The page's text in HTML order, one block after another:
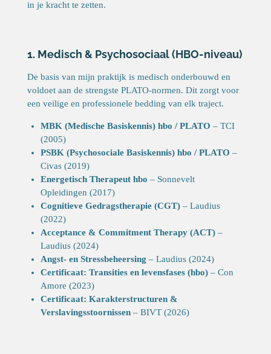
in je kracht te zetten.
1. Medisch & Psychosociaal (HBO-niveau)
De basis van mijn praktijk is medisch onderbouwd en
voldoet aan de strengste PLATO-normen. Dit zorgt voor
een veilige en professionele bedding van elk traject.
MBK (Medische Basiskennis) hbo / PLATO – TCI
(2005)
PSBK (Psychosociale Basiskennis) hbo / PLATO –
Civas (2019)
Energetisch Therapeut hbo – Sonnevelt
Opleidingen (2017)
Cognitieve Gedragstherapie (CGT) – Laudius
(2022)
Acceptance & Commitment Therapy (ACT) –
Laudius (2024)
Angst- en Stressbeheersing – Laudius (2024)
Certificaat: Transities en levensfases (hbo) – Con
Amore (2023)
Certificaat: Karakterstructuren &
Verslavingsstoornissen – BIVT (2026)